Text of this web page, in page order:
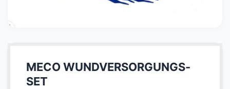
MECO WUNDVERSORGUNGS-
SET